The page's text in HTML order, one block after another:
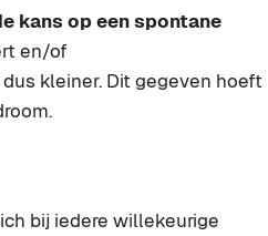
kans op een spontane
en/of
kleiner. Dit gegeven hoeft
bij iedere willekeurige